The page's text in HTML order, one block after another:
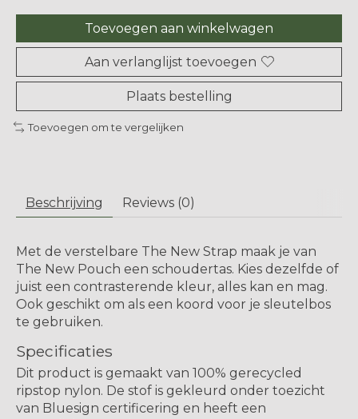
Toevoegen aan winkelwagen
Aan verlanglijst toevoegen
Plaats bestelling
Toevoegen om te vergelijken
Beschrijving Reviews (0)
Met de verstelbare The New Strap maak je van
The New Pouch een schoudertas. Kies dezelfde of
juist een contrasterende kleur, alles kan en mag.
Ook geschikt om als een koord voor je sleutelbos
te gebruiken.
Specificaties
Dit product is gemaakt van 100% gerecycled
ripstop nylon. De stof is gekleurd onder toezicht
van Bluesign certificering en heeft een